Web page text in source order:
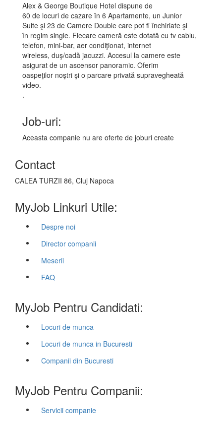
Alex & George Boutique Hotel dispune de
60 de locuri de cazare în 6 Apartamente, un Junior
Suite şi 23 de Camere Double care pot fi închiriate şi
în regim single. Fiecare cameră este dotată cu tv cablu,
telefon, mini-bar, aer condiţionat, internet
wireless, duş/cadă jacuzzi. Accesul la camere este
asigurat de un ascensor panoramic. Oferim
oaspeţilor noştri şi o parcare privată supravegheată
video.
.
Job-uri:
Aceasta companie nu are oferte de joburi create
Contact
CALEA TURZII 86, Cluj Napoca
MyJob Linkuri Utile:
Despre noi
Director companii
Meserii
FAQ
MyJob Pentru Candidati:
Locuri de munca
Locuri de munca in Bucuresti
Companii din Bucuresti
MyJob Pentru Companii:
Servicii companie